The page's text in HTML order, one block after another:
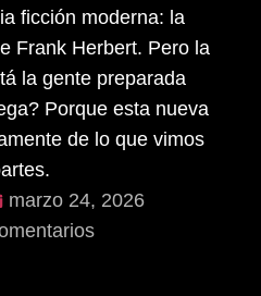
ficción moderna: la
Frank Herbert. Pero la
la gente preparada
Porque esta nueva
de lo que vimos
marzo 24, 2026